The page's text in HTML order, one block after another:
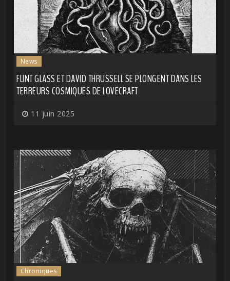
News
FLINT GLASS ET DAVID THRUSSELL SE PLONGENT DANS LES
TERREURS COSMIQUES DE LOVECRAFT
11 juin 2025
Chroniques